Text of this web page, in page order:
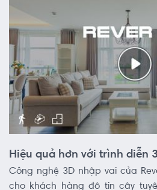
Hiệu quả hơn với trình diễn
Công nghệ 3D nhập vai của
cho khách hàng độ tin cậy